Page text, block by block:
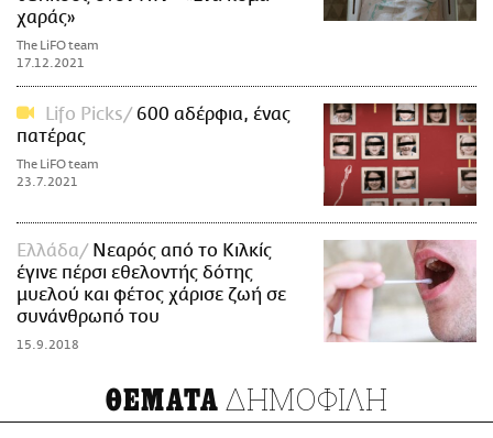
χαράς»
The LiFO team
17.12.2021
Lifo Picks
600 αδέρφια, ένας
πατέρας
The LiFO team
23.7.2021
Ελλάδα
Νεαρός από το Κιλκίς
έγινε πέρσι εθελοντής δότης
μυελού και φέτος χάρισε ζωή σε
συνάνθρωπό του
15.9.2018
ΘΕΜΑΤΑ ΔΗΜΟΦΙΛΗ